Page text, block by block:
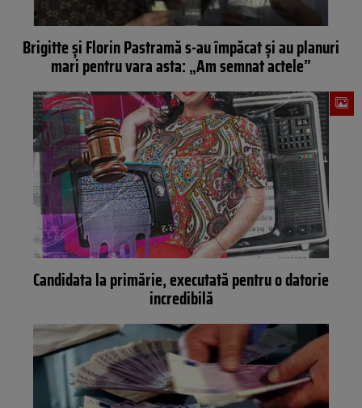
Brigitte și Florin Pastramă s-au împăcat și au planuri
mari pentru vara asta: „Am semnat actele”
Candidata la primărie, executată pentru o datorie
incredibilă